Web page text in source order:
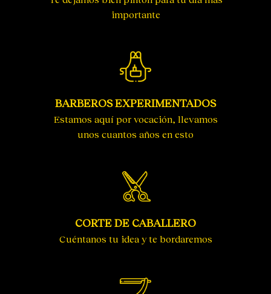
importante
BARBEROS EXPERIMENTADOS
Estamos aquí por vocación, llevamos
unos cuantos años en esto
CORTE DE CABALLERO
Cuéntanos tu idea y te bordaremos